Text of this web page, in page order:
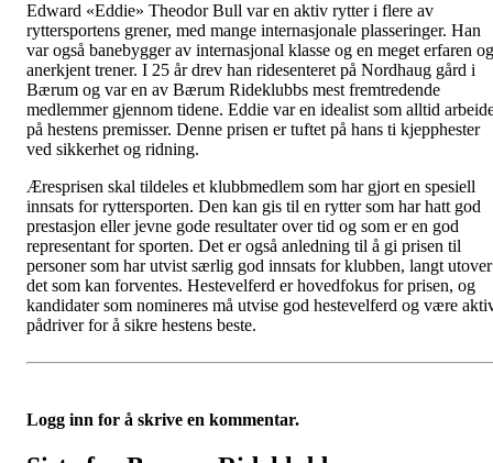
Edward «Eddie» Theodor Bull var en aktiv rytter i flere av
ryttersportens grener, med mange internasjonale plasseringer. Han
var også banebygger av internasjonal klasse og en meget erfaren og
anerkjent trener. I 25 år drev han ridesenteret på Nordhaug gård i
Bærum og var en av Bærum Rideklubbs mest fremtredende
medlemmer gjennom tidene. Eddie var en idealist som alltid
på hestens premisser. Denne prisen er tuftet på hans ti kjepphester
ved sikkerhet og ridning.
Æresprisen skal tildeles et klubbmedlem som har gjort en spesiell
innsats for ryttersporten. Den kan gis til en rytter som har hatt god
prestasjon eller jevne gode resultater over tid og som er en god
representant for sporten. Det er også anledning til å gi prisen til
personer som har utvist særlig god innsats for klubben, langt utover
det som kan forventes. Hestevelferd er hovedfokus for prisen, og
kandidater som nomineres må utvise god hestevelferd og være
pådriver for å sikre hestens beste.
Logg inn for å skrive en kommentar.